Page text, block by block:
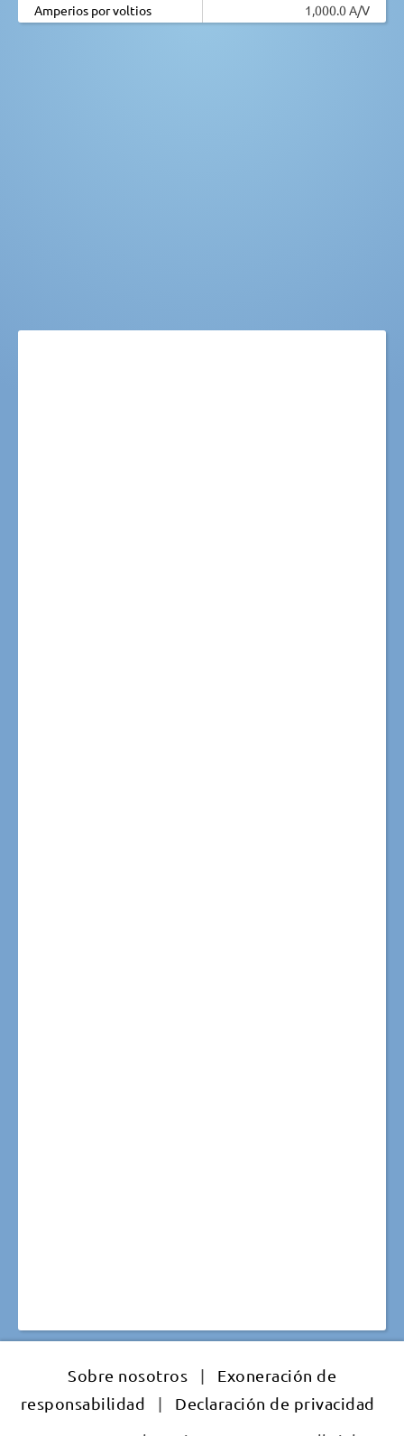
Amperios por voltios
1,000.0 A/V
Sobre nosotros |
Exoneración de
responsabilidad
|
Declaración de privacidad